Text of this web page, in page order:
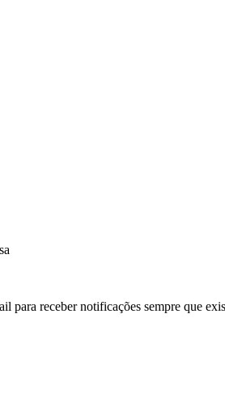
para receber notificações sempre que